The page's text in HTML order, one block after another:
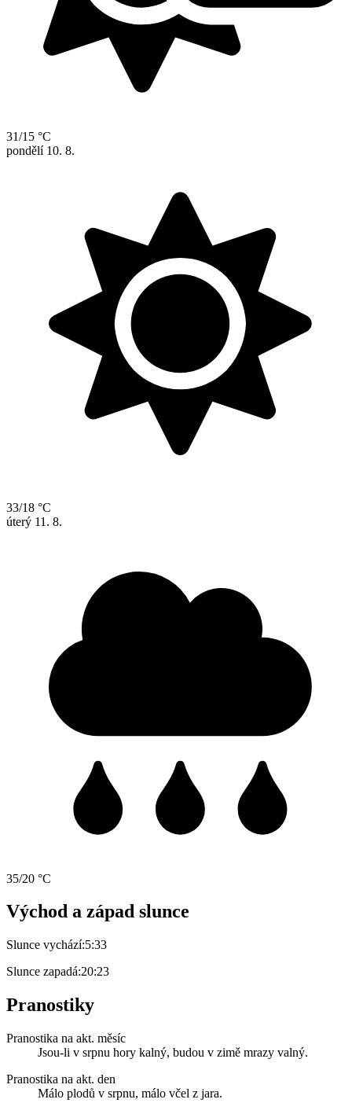
31/15 °C
pondělí 10. 8.
33/18 °C
úterý 11. 8.
35/20 °C
Východ a západ slunce
Slunce vychází:5:33
Slunce zapadá:20:23
Pranostiky
Pranostika na akt. měsíc
Jsou-li v srpnu hory kalný, budou v zimě mrazy valný.
Pranostika na akt. den
Málo plodů v srpnu, málo včel z jara.